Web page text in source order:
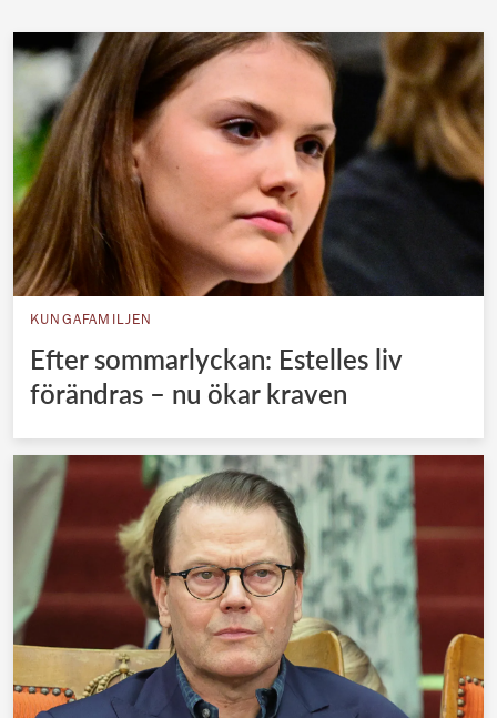
KUNGAFAMILJEN
Efter sommarlyckan: Estelles liv
förändras – nu ökar kraven